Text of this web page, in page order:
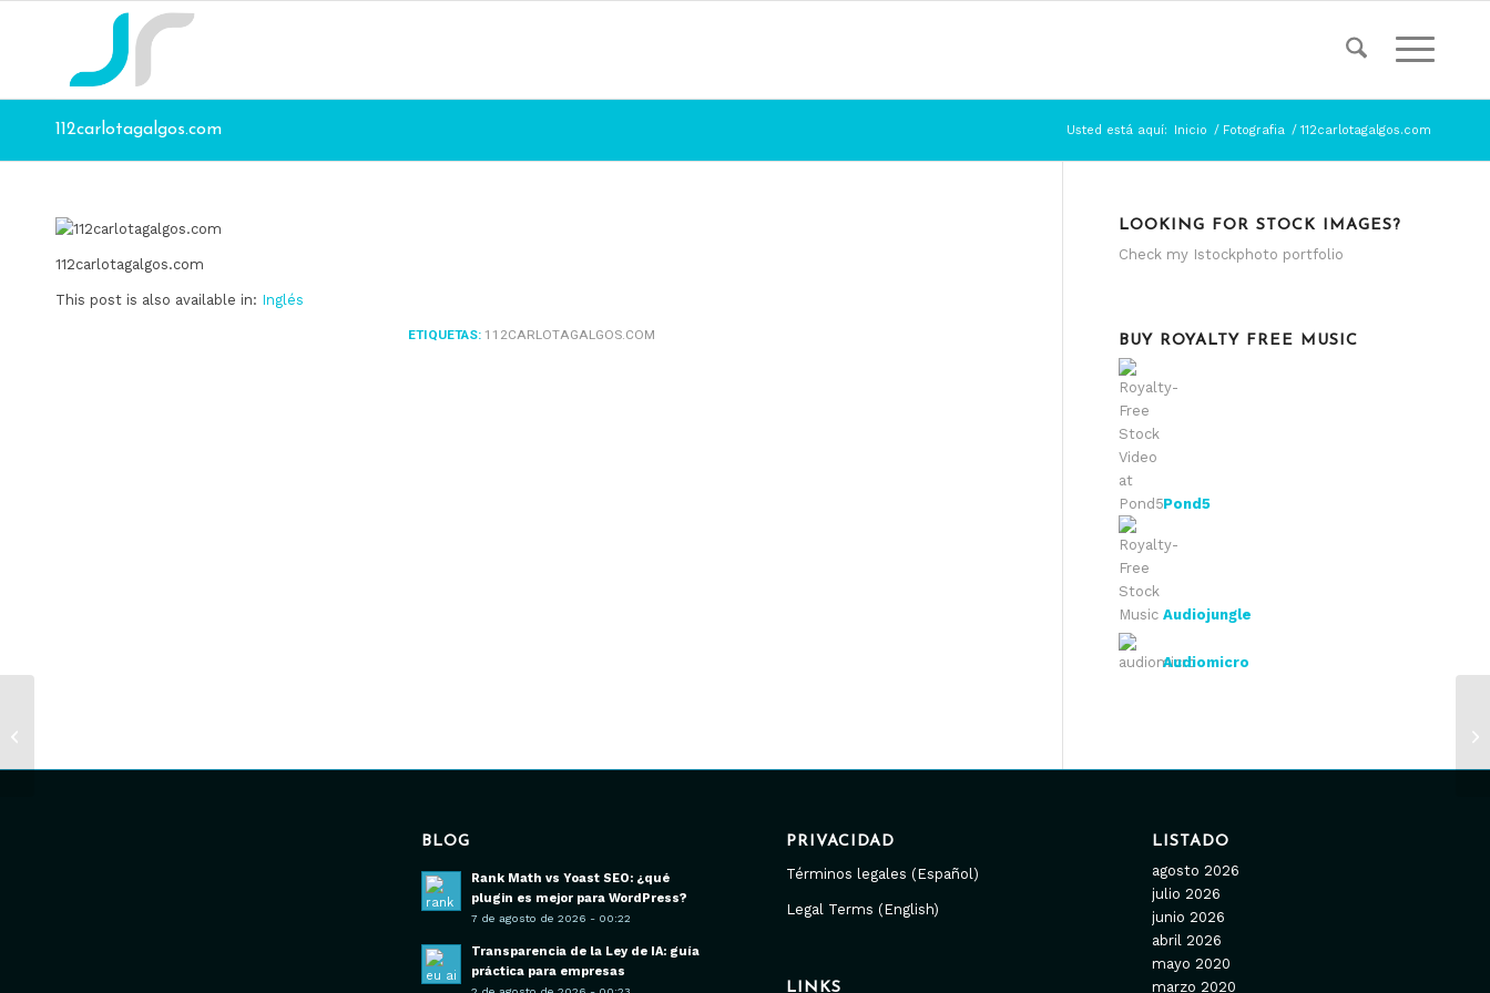
112carlotagalgos.com Usted está aquí: Inicio / Fotografia / 112carlotagalgos.com
112carlotagalgos.com
This post is also available in: Inglés
ETIQUETAS: 112CARLOTAGALGOS.COM
LOOKING FOR STOCK IMAGES?
Check my Istockphoto portfolio
BUY ROYALTY FREE MUSIC
Pond5
Audiojungle
Audiomicro
BLOG
Rank Math vs Yoast SEO: ¿qué
plugin es mejor para WordPress?
7 de agosto de 2026 - 00:22
Transparencia de la Ley de IA: guía
práctica para empresas
PRIVACIDAD
Términos legales (Español)
Legal Terms (English)
LINKS
LISTADO
agosto 2026
julio 2026
junio 2026
abril 2026
mayo 2020
marzo 2020